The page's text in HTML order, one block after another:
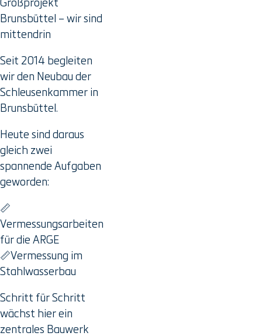
Brunsbüttel – wir sind
mittendrin
Seit 2014 begleiten
wir den Neubau der
Schleusenkammer in
Brunsbüttel.
Heute sind daraus
gleich zwei
spannende Aufgaben
geworden:
📏
Vermessungsarbeiten
für die ARGE
📏Vermessung im
Stahlwasserbau
Schritt für Schritt
wächst hier ein
zentrales Bauwerk